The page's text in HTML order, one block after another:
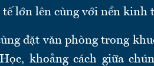
lớn lên cùng với nền kinh
đặt văn phòng trong
khoảng cách giữa